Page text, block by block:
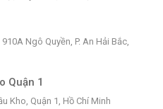
Ngô Quyền, P. An Hải Bắc,
Quận 1
Kho, Quận 1, Hồ Chí Minh